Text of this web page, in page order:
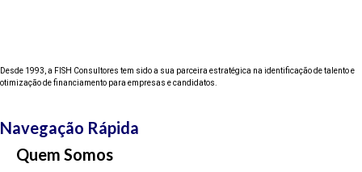
Desde 1993, a FISH Consultores tem sido a sua parceira estratégica na identificação de talento e
otimização de financiamento para empresas e candidatos.
Navegação Rápida
Quem Somos